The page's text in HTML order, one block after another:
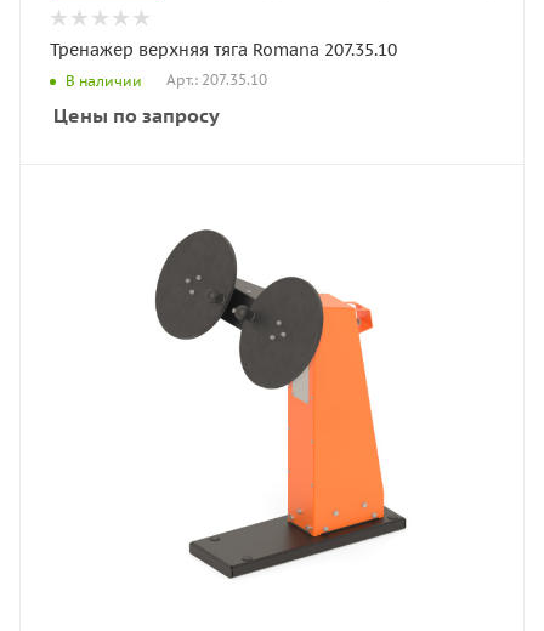
Тренажер верхняя тяга Romana 207.35.10
В наличии Арт.: 207.35.10
Цены по запросу